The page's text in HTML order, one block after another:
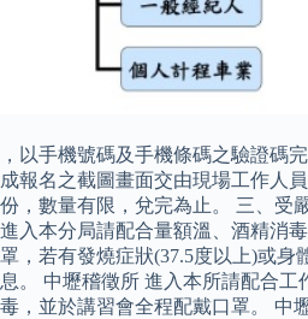
，以手機號碼及手機條碼之驗證碼
成報名之截圖畫面交由現場工作人
份，數量有限，兌完為止。 三、受
進入本分局請配合量額溫、酒精消
罩，若有發燒症狀(37.5度以上)或身
息。 中壢稽徵所 進入本所請配合工
毒，並於講習會全程配戴口罩。 中